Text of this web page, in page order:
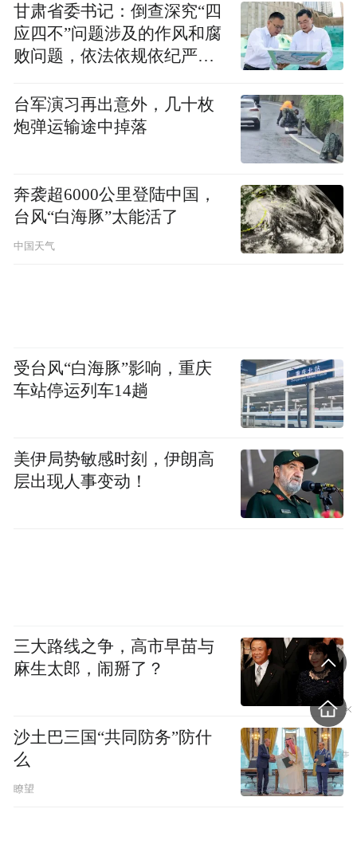
甘肃省委书记：倒查深究“四
应四不”问题涉及的作风和腐
败问题，依法依规依纪严肃
光力度
台军演习再出意外，几十枚
炮弹运输途中掉落
奔袭超6000公里登陆中国，
台风“白海豚”太能活了
中国天气
受台风“白海豚”影响，重庆
车站停运列车14趟
美伊局势敏感时刻，伊朗高
层出现人事变动！
三大路线之争，高市早苗与
麻生太郎，闹掰了？
沙土巴三国“共同防务”防什
么
瞭望